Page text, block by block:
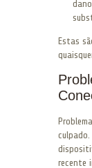
Estas
culpado.
recente